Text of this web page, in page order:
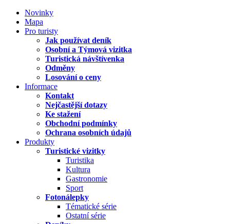
Novinky
Mapa
Pro turisty
Jak používat deník
Osobní a Týmová vizitka
Turistická návštívenka
Odměny
Losování o ceny
Informace
Kontakt
Nejčastější dotazy
Ke stažení
Obchodní podmínky
Ochrana osobních údajů
Produkty
Turistické vizitky
Turistika
Kultura
Gastronomie
Sport
Fotonálepky
Tématické série
Ostatní série